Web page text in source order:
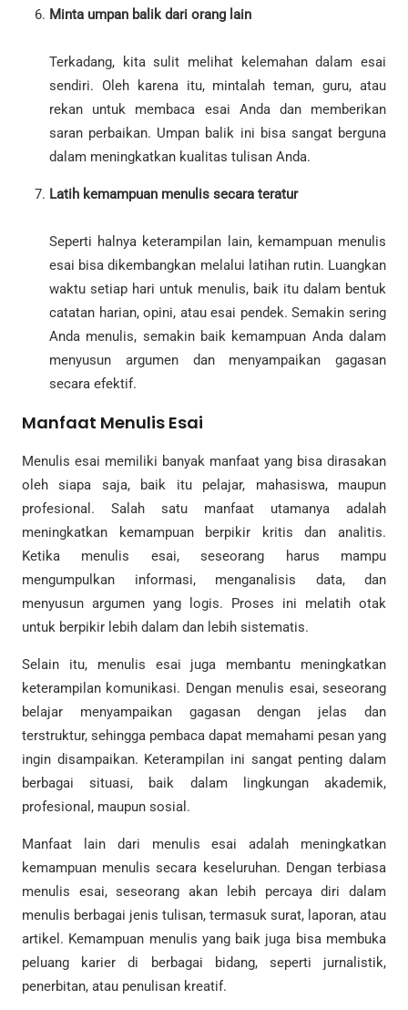
Minta umpan balik dari orang lain
Terkadang, kita sulit melihat kelemahan dalam esai
sendiri. Oleh karena itu, mintalah teman, guru, atau
rekan untuk membaca esai Anda dan memberikan
saran perbaikan. Umpan balik ini bisa sangat berguna
dalam meningkatkan kualitas tulisan Anda.
Latih kemampuan menulis secara teratur
Seperti halnya keterampilan lain, kemampuan menulis
esai bisa dikembangkan melalui latihan rutin. Luangkan
waktu setiap hari untuk menulis, baik itu dalam bentuk
catatan harian, opini, atau esai pendek. Semakin sering
Anda menulis, semakin baik kemampuan Anda dalam
menyusun argumen dan menyampaikan gagasan
secara efektif.
Manfaat Menulis Esai
Menulis esai memiliki banyak manfaat yang bisa dirasakan
oleh siapa saja, baik itu pelajar, mahasiswa, maupun
profesional. Salah satu manfaat utamanya adalah
meningkatkan kemampuan berpikir kritis dan analitis.
Ketika menulis esai, seseorang harus mampu
mengumpulkan informasi, menganalisis data, dan
menyusun argumen yang logis. Proses ini melatih otak
untuk berpikir lebih dalam dan lebih sistematis.
Selain itu, menulis esai juga membantu meningkatkan
keterampilan komunikasi. Dengan menulis esai, seseorang
belajar menyampaikan gagasan dengan jelas dan
terstruktur, sehingga pembaca dapat memahami pesan yang
ingin disampaikan. Keterampilan ini sangat penting dalam
berbagai situasi, baik dalam lingkungan akademik,
profesional, maupun sosial.
Manfaat lain dari menulis esai adalah meningkatkan
kemampuan menulis secara keseluruhan. Dengan terbiasa
menulis esai, seseorang akan lebih percaya diri dalam
menulis berbagai jenis tulisan, termasuk surat, laporan, atau
artikel. Kemampuan menulis yang baik juga bisa membuka
peluang karier di berbagai bidang, seperti jurnalistik,
penerbitan, atau penulisan kreatif.